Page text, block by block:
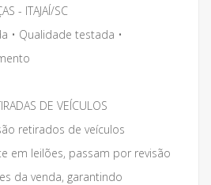
- ITAJAÍ/SC
• Qualidade testada •
DE VEÍCULOS
retirados de veículos
em leilões, passam por revisão
da venda, garantindo